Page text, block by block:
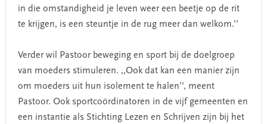
in die omstandigheid je leven weer een beetje op de rit
te krijgen, is een steuntje in de rug meer dan welkom.’’
Verder wil Pastoor beweging en sport bij de doelgroep
van moeders stimuleren. ,,Ook dat kan een manier zijn
om moeders uit hun isolement te halen’’, meent
Pastoor. Ook sportcoördinatoren in de vijf gemeenten en
een instantie als Stichting Lezen en Schrijven zijn bij het